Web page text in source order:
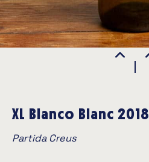
XL Blanco Blanc 2018
Partida Creus